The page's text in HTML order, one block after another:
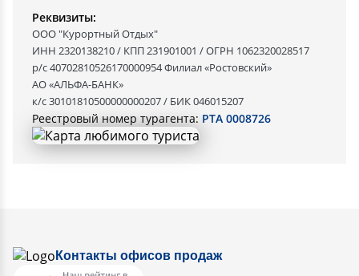
Реквизиты:
ООО "Курортный Отдых"
ИНН 2320138210 / КПП 231901001 / ОГРН 1062320028517
р/с 40702810526170000954 Филиал «Ростовский»
АО «АЛЬФА-БАНК»
к/с 30101810500000000207 / БИК 046015207
Реестровый номер турагента: РТА 0008726
Контакты офисов продаж